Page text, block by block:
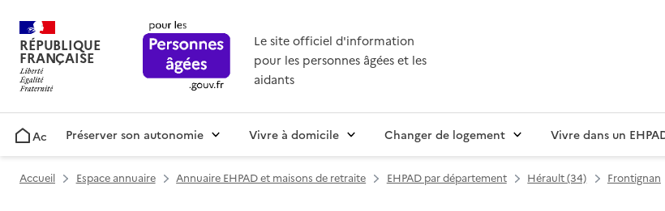
RÉPUBLIQUE
FRANÇAISE
Le site officiel d'information
pour les personnes âgées et les
aidants
AccueilPréserver son autonomie Vivre à domicile Changer de logement Vivre dans un
Accueil Espace annuaire Annuaire EHPAD et maisons de retraite EHPAD par département Hérault (34) Frontignan